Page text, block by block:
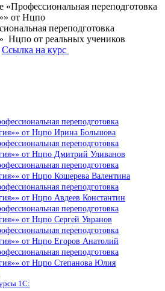
«Профессиональная переподготовка
от Нцпо
переподготовка
Нцпо от реальных учеников
Ссылка на курс
переподготовка
от Нцпо Ирина Большова
переподготовка
от Нцпо Дмитрий Уливанов
переподготовка
от Нцпо Кошерева Валентина
переподготовка
от Нцпо Авдеев Константин
переподготовка
от Нцпо Сергей Увранов
переподготовка
от Нцпо Егоров Анатолий
переподготовка
от Нцпо Степанова Юлия
1С: